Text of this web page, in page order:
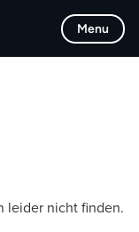
Menu
leider nicht finden.